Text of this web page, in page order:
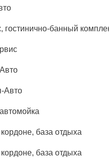
гостинично-банный
Авто
база отдыха
база отдыха